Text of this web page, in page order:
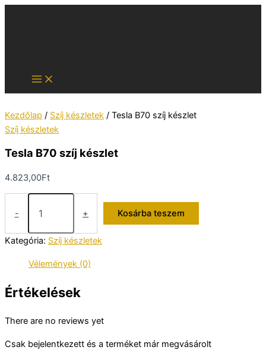
Kezdőlap / Szíj készletek / Tesla B70 szíj készlet
Szíj készletek
Tesla B70 szíj készlet
4.823,00Ft
-
készlet
mennyiség
+ Kosárba teszem
Kategória: Szíj készletek
Vélemények (0)
Értékelések
There are no reviews yet
Csak bejelentkezett és a terméket már megvásárolt